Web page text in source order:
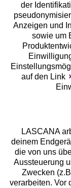
Unsere
Services
Beratung
der
Anzeigen und
sowie um
auf den Link
LASCANA
deinem
die von uns
Aussteuerung
Zwecken
verarbeiten. Vor